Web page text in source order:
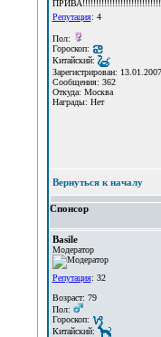
Репутация: 4
Пол:
Гороскоп:
Китайский:
Зарегистрирован: 13.01.2007
Сообщения: 362
Откуда: Москва
Награды: Нет
Вернуться к началу
Спонсор
Basile
Модератор
Репутация: 32
Возраст: 79
Пол:
Гороскоп:
Китайский: